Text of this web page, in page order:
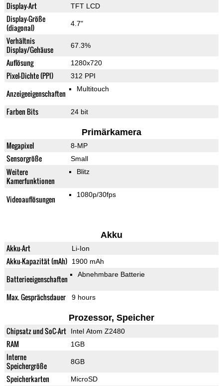
Display-Art TFT LCD
Display-Größe
(diagonal)
4.7"
Verhältnis
Display/Gehäuse
67.3%
Auflösung 1280x720
Pixel-Dichte (PPI) 312 PPI
Anzeigeeigenschaften Multitouch
Farben Bits 24 bit
Primärkamera
Megapixel 8-MP
Sensorgröße Small
Weitere
Kamerfunktionen
Blitz
Videoauflösungen 1080p/30fps
Akku
Akku-Art Li-Ion
Akku-Kapazität (mAh) 1900 mAh
Batterieeigenschaften Abnehmbare Batterie
Max. Gesprächsdauer 9 hours
Prozessor, Speicher
Chipsatz und SoC-Art Intel Atom Z2480
RAM 1GB
Interne
Speichergröße
8GB
Speicherkarten MicroSD